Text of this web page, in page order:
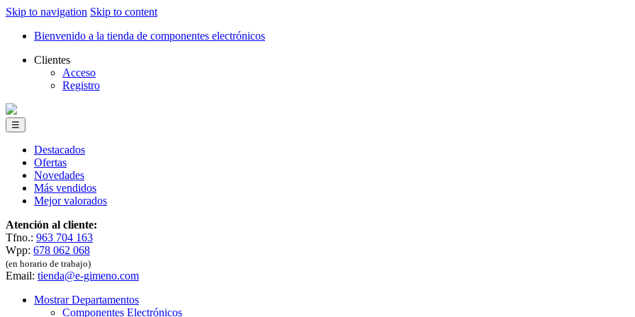
Skip to navigation Skip to content
Bienvenido a la tienda de componentes electrónicos
Clientes
Acceso
Registro
☰
Destacados
Ofertas
Novedades
Más vendidos
Mejor valorados
Atención al cliente:
Tfno.: 963 704 163
Wpp: 678 062 068
(en horario de trabajo)
Email: tienda@e-gimeno.com
Mostrar Departamentos
Componentes Electrónicos